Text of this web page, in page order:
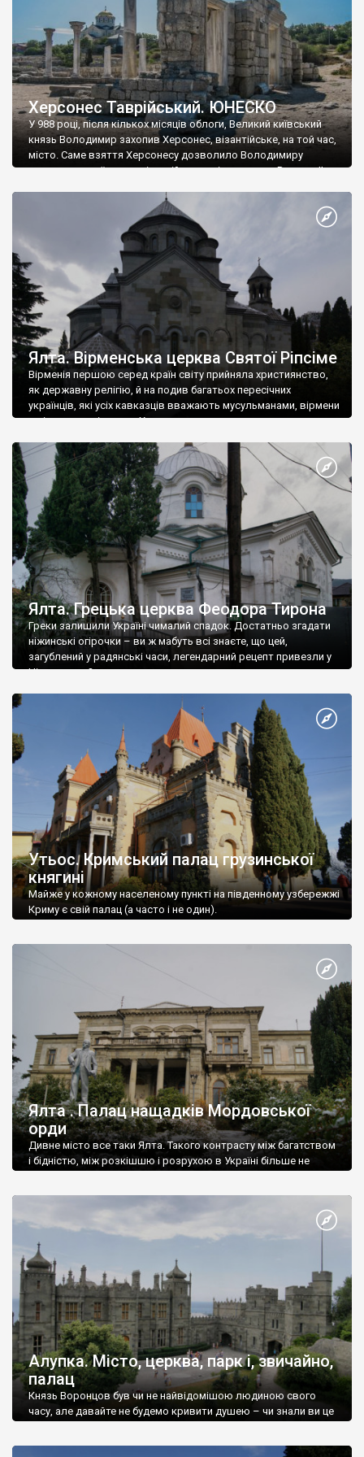
Херсонес Таврійський. ЮНЕСКО
У 988 році, після кількох місяців облоги, Великий київський
князь Володимир захопив Херсонес, візантійське, на той час,
місто. Саме взяття Херсонесу дозволило Володимиру
диктувати свої умови візантійському імператору Василю ІІ, та
Херсонесі Володимир-язичник, став Василем-християнином.
А потім було Хрещення Русі. На честь Херсонесу Таврійського
Ялта. Вірменська церква Святої Ріпсіме
Вірменія першою серед країн світу прийняла християнство,
як державну релігію, й на подив багатьох пересічних
українців, які усіх кавказців вважають мусульманами, вірмени
є відданими вірянами Христа
Ялта. Грецька церква Феодора Тирона
Греки залишили Україні чималий спадок. Достатньо згадати
ніжинські огірочки – ви ж мабуть всі знаєте, що цей,
загублений у радянські часи, легендарний рецепт привезли у
Ніжин греки?
Утьос. Кримський палац грузинської
княгині
Майже у кожному населеному пункті на південному узбережжі
Криму є свій палац (а часто і не один).
Ялта . Палац нащадків Мордовської
орди
Дивне місто все таки Ялта. Такого контрасту між багатством
і бідністю, між розкішшю і розрухою в Україні більше не
Алупка. Місто, церква, парк і, звичайно,
палац
Князь Воронцов був чи не найвідомішою людиною свого
часу, але давайте не будемо кривити душею – чи знали ви це